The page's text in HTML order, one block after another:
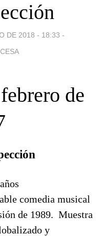
DE 2018 - 18:33 -
de
comedia musical
de 1989. Muestra
y